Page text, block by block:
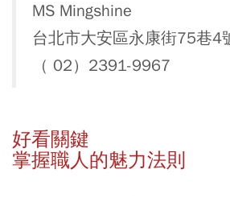
MS Mingshine
台北市大安區永康街75巷4
（ 02）2391-9967
好看關鍵
掌握職人的魅力法則